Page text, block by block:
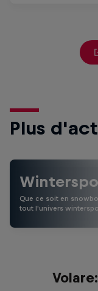
Plus
Que ce soit en
tout l'univers